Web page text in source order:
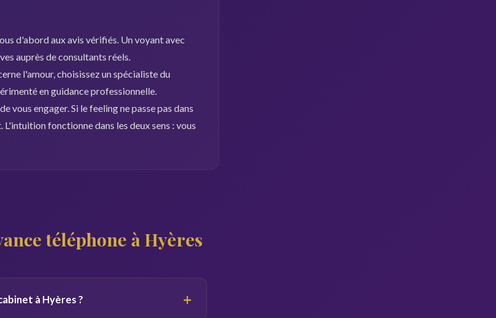
d'abord aux avis vérifiés. Un voyant avec
auprès de consultants réels.
l'amour, choisissez un spécialiste du
en guidance professionnelle.
engager. Si le feeling ne passe pas dans
fonctionne dans les deux sens : vous
téléphone à Hyères
à Hyères ? +